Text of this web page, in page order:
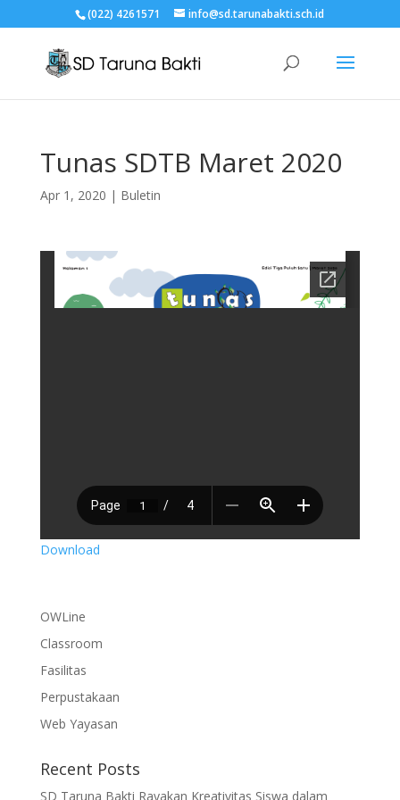
(022) 4261571 info@sd.tarunabakti.sch.id
Tunas SDTB Maret 2020
Apr 1, 2020 | Buletin
Download
OWLine
Classroom
Fasilitas
Perpustakaan
Web Yayasan
Recent Posts
SD Taruna Bakti Rayakan Kreativitas Siswa dalam